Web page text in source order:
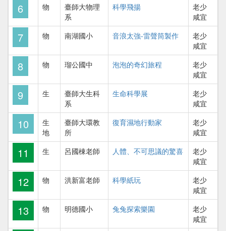
6 物
臺師大物理
系
科學飛揚
老少
咸宜
7 物 南湖國小 音浪太強-雷聲筒製作
老少
咸宜
8 物 瑠公國中 泡泡的奇幻旅程
老少
咸宜
9 生
臺師大生科
系
生命科學展
老少
咸宜
10
生
地
臺師大環教
所
復育濕地行動家
老少
咸宜
11 生 呂國棟老師 人體、不可思議的驚喜
老少
咸宜
12 物 洪新富老師 科學紙玩
老少
咸宜
13 物 明德國小 兔兔探索樂園
老少
咸宜